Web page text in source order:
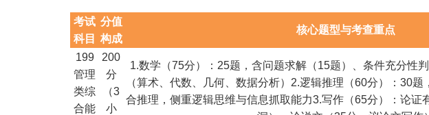
考试
科目
分值
构成
核心题型与考查重点
199
管理
类综
合能
200
分
（3
小
1.数学（75分）：25题，含问题求解（15题）、条件充分性
（算术、代数、几何、数据分析）2.逻辑推理（60分）：30
合推理，侧重逻辑思维与信息抓取能力3.写作（65分）：论证